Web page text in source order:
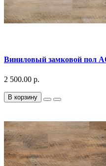
Виниловый замковой пол
2 500.00 р.
В корзину